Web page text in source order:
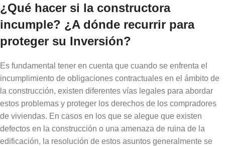
¿Qué hacer si la constructora
incumple? ¿A dónde recurrir para
proteger su Inversión?
Es fundamental tener en cuenta que cuando se enfrenta el
incumplimiento de obligaciones contractuales en el ámbito de
la construcción, existen diferentes vías legales para abordar
estos problemas y proteger los derechos de los compradores
de viviendas. En casos en los que se alegue que existen
defectos en la construcción o una amenaza de ruina de la
edificación, la resolución de estos asuntos generalmente se